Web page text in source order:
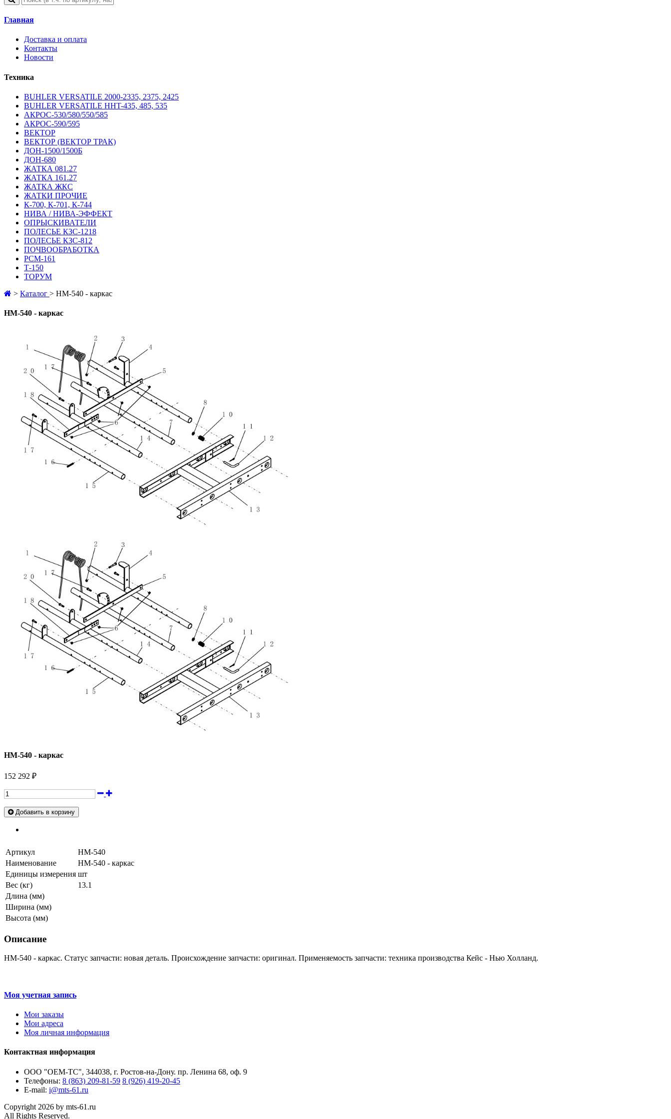
Главная
Доставка и оплата
Контакты
Новости
Техника
BUHLER VERSATILE 2000-2335, 2375, 2425
BUHLER VERSATILE HHT-435, 485, 535
АКРОС-530/580/550/585
АКРОС-590/595
ВЕКТОР
ВЕКТОР (ВЕКТОР ТРАК)
ДОН-1500/1500Б
ДОН-680
ЖАТКА 081.27
ЖАТКА 161.27
ЖАТКА ЖКС
ЖАТКИ ПРОЧИЕ
К-700, К-701, К-744
НИВА / НИВА-ЭФФЕКТ
ОПРЫСКИВАТЕЛИ
ПОЛЕСЬЕ КЗС-1218
ПОЛЕСЬЕ КЗС-812
ПОЧВООБРАБОТКА
РСМ-161
Т-150
ТОРУМ
> Каталог > HM-540 - каркас
HM-540 - каркас
HM-540 - каркас
152 292 ₽
Добавить в корзину
Артикул
HM-540
Наименование
HM-540 - каркас
Единицы измерения шт
Вес (кг)
13.1
Длина (мм)
Ширина (мм)
Высота (мм)
Описание
HM-540 - каркас. Статус запчасти: новая деталь. Происхождение запчасти: оригинал. Применяемость запчасти: техника производства Кейс - Нью Холланд.
Моя учетная запись
Мои заказы
Мои адреса
Моя личная информация
Контактная информация
ООО "ОЕМ-ТС", 344038, г. Ростов-на-Дону. пр. Ленина 68, оф. 9
Телефоны: 8 (863) 209-81-59 8 (926) 419-20-45
E-mail: i@mts-61.ru
Copyright 2026 by mts-61.ru
All Rights Reserved.